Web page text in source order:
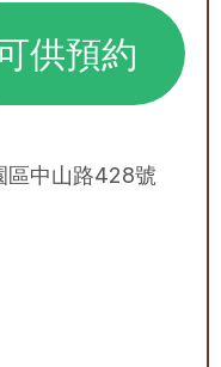
供預約
區中山路428號